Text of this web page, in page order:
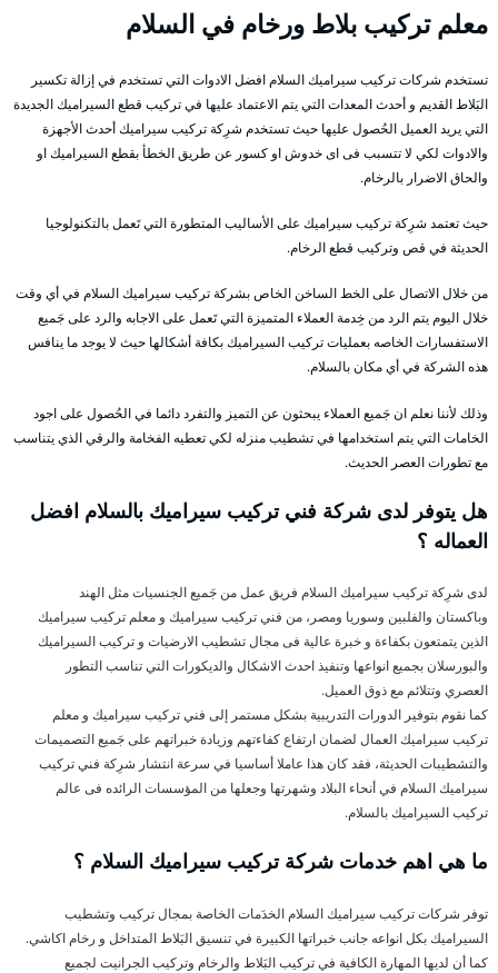
معلم تركيب بلاط ورخام في السلام
تستخدم شركات تركيب سيراميك السلام افضل الادوات التي تستخدم في إزالة تكسير
البَلاط القديم و أحدث المعدات التي يتم الاعتماد عليها في تركيب قطع السيراميك الجديدة
التي يريد العميل الحُصول عليها حيث تستخدم شرِكة تركيب سيراميك أحدث الأجهزة
والادوات لكي لا تتسبب فى اى خدوش او كسور عن طريق الخطأ بقطع السيراميك او
والحاق الاضرار بالرخام.
حيث تعتمد شرِكة تركيب سيراميك على الأساليب المتطورة التي تَعمل بالتكنولوجيا
الحديثة في قص وتركيب قطع الرخام.
من خلال الاتصال على الخط الساخن الخاص بشركة تركيب سيراميك السلام في أي وقت
خلال اليوم يتم الرد من خِدمة العملاء المتميزة التي تَعمل على الاجابه والرد على جَميع
الاستفسارات الخاصه بعمليات تركيب السيراميك بكافة أشكالها حيث لا يوجد ما ينافس
هذه الشركة في أي مكان بالسلام.
وذلك لأننا نعلم ان جَميع العملاء يبحثون عن التميز والتفرد دائما في الحُصول على اجود
الخامات التي يتم استخدامها في تشطيب منزله لكي تعطيه الفخامة والرقي الذي يتناسب
مع تطورات العصر الحديث.
هل يتوفر لدى شركة فني تركيب سيراميك بالسلام افضل
العماله ؟
لدى شرِكة تركيب سيراميك السلام فريق عمل من جَميع الجنسيات مثل الهند
وباكستان والفلبين وسوريا ومصر، من فني تركيب سيراميك و معلم تركيب سيراميك
الذين يتمتعون بكفاءة و خبرة عالية فى مجال تشطيب الارضيات و تركيب السيراميك
والبورسلان بجميع انواعها وتنفيذ احدث الاشكال والديكورات التي تناسب التطور
العصري وتتلائم مع ذوق العميل.
كما نقوم بتوفير الدورات التدريبية بشكل مستمر إلى فني تركيب سيراميك و معلم
تركيب سيراميك العمال لضمان ارتفاع كفاءتهم وزيادة خبراتهم على جَميع التصميمات
والتشطيبات الحديثة، فقد كان هذا عاملا أساسيا في سرعة انتشار شرِكة فني تركيب
سيراميك السلام في أنحاء البلاد وشهرتها وجعلها من المؤسسات الرائده فى عالم
تركيب السيراميك بالسلام.
ما هي اهم خدمات شركة تركيب سيراميك السلام ؟
توفر شركات تركيب سيراميك السلام الخدَمات الخاصة بمجال تركيب وتشطيب
السيراميك بكل انواعه جانب خبراتها الكبيرة في تنسيق البَلاط المتداخل و رخام اكاشي.
كما أن لديها المهارة الكافية في تركيب البَلاط والرخام وتركيب الجرانيت لجميع